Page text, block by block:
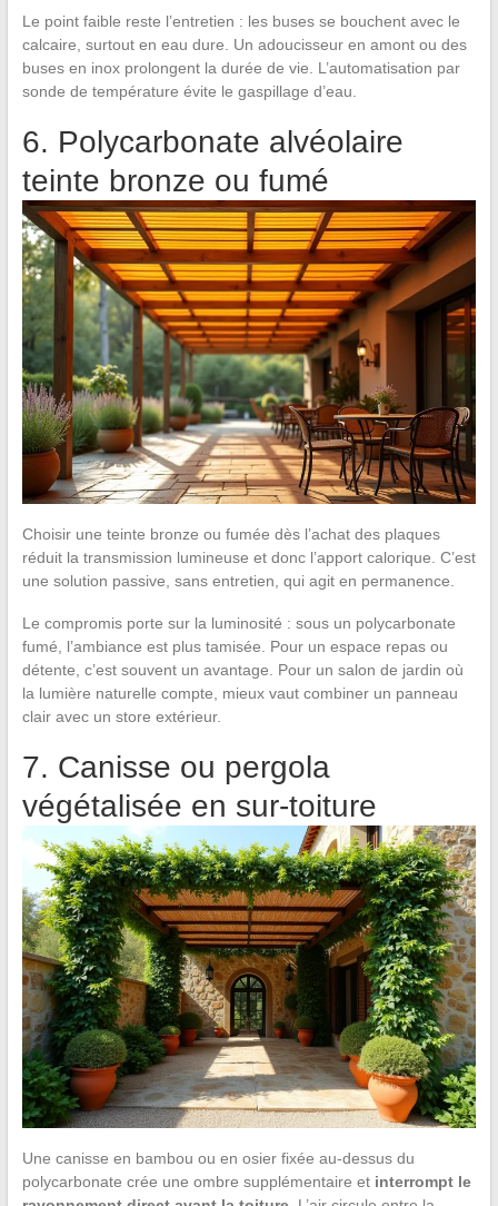
Le point faible reste l’entretien : les buses se bouchent avec le
calcaire, surtout en eau dure. Un adoucisseur en amont ou des
buses en inox prolongent la durée de vie. L’automatisation par
sonde de température évite le gaspillage d’eau.
6. Polycarbonate alvéolaire
teinte bronze ou fumé
Choisir une teinte bronze ou fumée dès l’achat des plaques
réduit la transmission lumineuse et donc l’apport calorique. C’est
une solution passive, sans entretien, qui agit en permanence.
Le compromis porte sur la luminosité : sous un polycarbonate
fumé, l’ambiance est plus tamisée. Pour un espace repas ou
détente, c’est souvent un avantage. Pour un salon de jardin où
la lumière naturelle compte, mieux vaut combiner un panneau
clair avec un store extérieur.
7. Canisse ou pergola
végétalisée en sur-toiture
Une canisse en bambou ou en osier fixée au-dessus du
polycarbonate crée une ombre supplémentaire et interrompt le